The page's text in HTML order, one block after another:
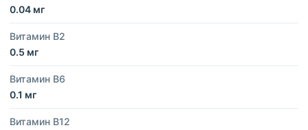
0.04 мг
Витамин B2
0.5 мг
Витамин B6
0.1 мг
Витамин B12